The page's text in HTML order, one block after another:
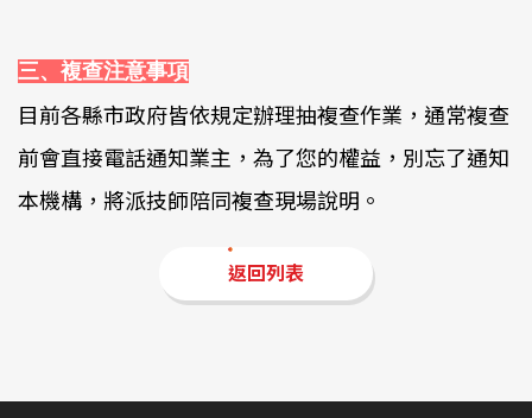
三、複查注意事項
目前各縣市政府皆依規定辦理抽複查作業，通常複查
前會直接電話通知業主，為了您的權益，別忘了通知
本機構，將派技師陪同複查現場說明。
返回列表